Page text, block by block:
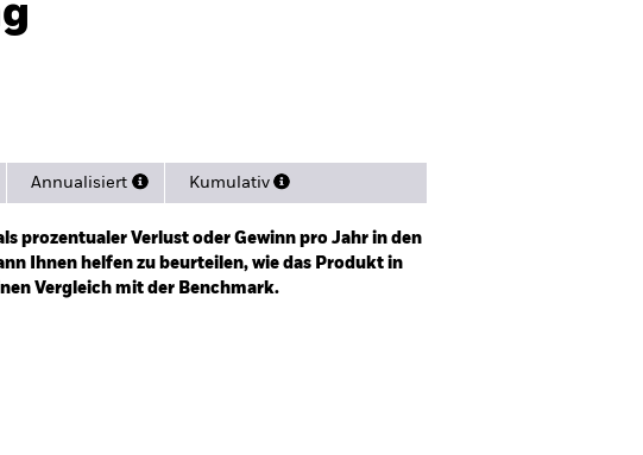
Annualisiert Kumulativ
prozentualer Verlust oder Gewinn pro Jahr in den
Ihnen helfen zu beurteilen, wie das Produkt in
Vergleich mit der Benchmark.